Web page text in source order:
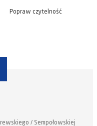
Popraw czytelność
/ Sempołowskiej